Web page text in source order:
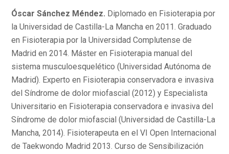
Óscar Sánchez Méndez. Diplomado en Fisioterapia por
la Universidad de Castilla-La Mancha en 2011. Graduado
en Fisioterapia por la Universidad Complutense de
Madrid en 2014. Máster en Fisioterapia manual del
sistema musculoesquelético (Universidad Autónoma de
Madrid). Experto en Fisioterapia conservadora e invasiva
del Síndrome de dolor miofascial (2012) y Especialista
Universitario en Fisioterapia conservadora e invasiva del
Síndrome de dolor miofascial (Universidad de Castilla-La
Mancha, 2014). Fisioterapeuta en el VI Open Internacional
de Taekwondo Madrid 2013. Curso de Sensibilización